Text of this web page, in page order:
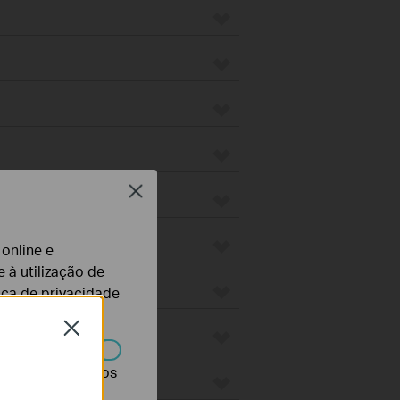
Close
e
à utilização de
de privacidade
desativados nos
Close